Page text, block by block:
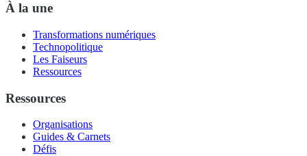
À la une
Transformations numériques
Technopolitique
Les Faiseurs
Ressources
Ressources
Organisations
Guides & Carnets
Défis